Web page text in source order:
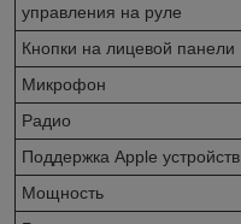
управления на руле
Кнопки на лицевой панели
Микрофон
Радио
Поддержка Apple устройств
Мощность